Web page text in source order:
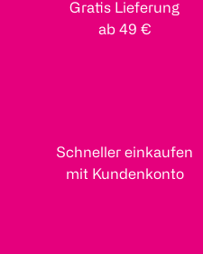
Gratis Lieferung
ab 49 €
Schneller einkaufen
mit Kundenkonto